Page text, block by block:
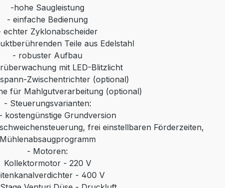
-hohe Saugleistung
- einfache Bedienung
echter Zyklonabscheider
Teile aus Edelstahl
- robuster Aufbau
mit LED-Blitzlicht
Zwischentrichter (optional)
für Mahlgutverarbeitung (optional)
- Steuerungsvarianten:
kostengünstige Grundversion
frei einstellbaren Förderzeiten,
Mühlenabsaugprogramm
- Motoren:
Kollektormotor - 220 V
- 400 V